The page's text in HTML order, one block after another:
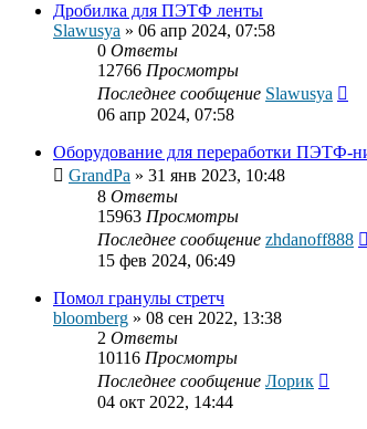
Дробилка для ПЭТФ ленты
Slawusya » 06 апр 2024, 07:58
0 Ответы
12766 Просмотры
Последнее сообщение Slawusya
06 апр 2024, 07:58
Оборудование для переработки ПЭТФ-
GrandPa » 31 янв 2023, 10:48
8 Ответы
15963 Просмотры
Последнее сообщение zhdanoff888
15 фев 2024, 06:49
Помол гранулы стретч
bloomberg » 08 сен 2022, 13:38
2 Ответы
10116 Просмотры
Последнее сообщение Лорик
04 окт 2022, 14:44